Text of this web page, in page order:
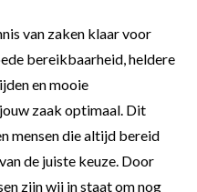
van zaken klaar voor
bereikbaarheid, heldere
en mooie
zaak optimaal. Dit
mensen die altijd bereid
de juiste keuze. Door
zijn wij in staat om nog